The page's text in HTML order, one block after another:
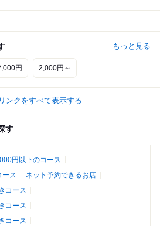
もっと見る
円 2,000円～
ンクをすべて表示する
す
円以下のコース
ース
ネット予約できるお店
コース
コース
コース